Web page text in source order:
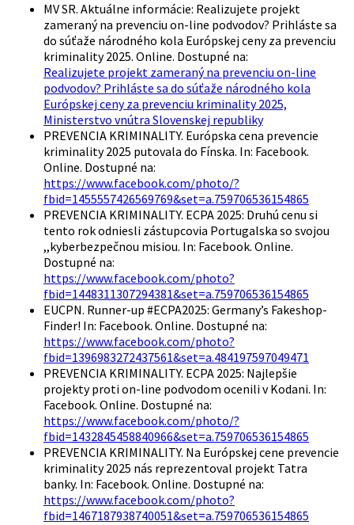
MV SR. Aktuálne informácie: Realizujete projekt
zameraný na prevenciu on-line podvodov? Prihláste sa
do súťaže národného kola Európskej ceny za prevenciu
kriminality 2025. Online. Dostupné na:
Realizujete projekt zameraný na prevenciu on-line
podvodov? Prihláste sa do súťaže národného kola
Európskej ceny za prevenciu kriminality 2025,
Ministerstvo vnútra Slovenskej republiky
PREVENCIA KRIMINALITY. Európska cena prevencie
kriminality 2025 putovala do Fínska. In: Facebook.
Online. Dostupné na:
https://www.facebook.com/photo/?
fbid=1455557426569769&set=a.759706536154865
PREVENCIA KRIMINALITY. ECPA 2025: Druhú cenu si
tento rok odniesli zástupcovia Portugalska so svojou
,,kyberbezpečnou misiou. In: Facebook. Online.
Dostupné na:
https://www.facebook.com/photo?
fbid=1448311307294381&set=a.759706536154865
EUCPN. Runner-up #ECPA2025: Germany’s Fakeshop-
Finder! In: Facebook. Online. Dostupné na:
https://www.facebook.com/photo?
fbid=1396983272437561&set=a.484197597049471
PREVENCIA KRIMINALITY. ECPA 2025: Najlepšie
projekty proti on-line podvodom ocenili v Kodani. In:
Facebook. Online. Dostupné na:
https://www.facebook.com/photo/?
fbid=1432845458840966&set=a.759706536154865
PREVENCIA KRIMINALITY. Na Európskej cene prevencie
kriminality 2025 nás reprezentoval projekt Tatra
banky. In: Facebook. Online. Dostupné na:
https://www.facebook.com/photo?
fbid=1467187938740051&set=a.759706536154865